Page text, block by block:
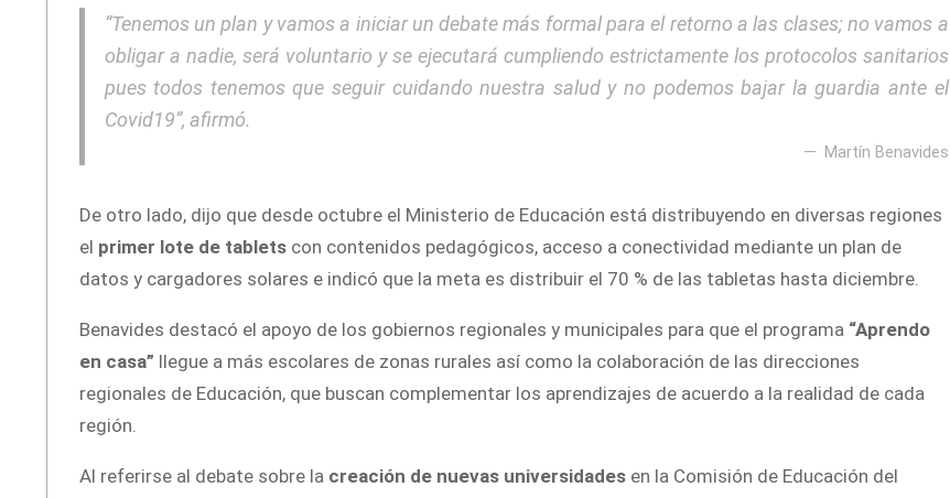
“Tenemos un plan y vamos a iniciar un debate más formal para el retorno a las clases; no vamos a
obligar a nadie, será voluntario y se ejecutará cumpliendo estrictamente los protocolos sanitarios
pues todos tenemos que seguir cuidando nuestra salud y no podemos bajar la guardia ante el
Covid19”, afirmó.
Martín Benavides
De otro lado, dijo que desde octubre el Ministerio de Educación está distribuyendo en diversas regiones
el primer lote de tablets con contenidos pedagógicos, acceso a conectividad mediante un plan de
datos y cargadores solares e indicó que la meta es distribuir el 70 % de las tabletas hasta diciembre.
Benavides destacó el apoyo de los gobiernos regionales y municipales para que el programa “Aprendo
en casa” llegue a más escolares de zonas rurales así como la colaboración de las direcciones
regionales de Educación, que buscan complementar los aprendizajes de acuerdo a la realidad de cada
región.
Al referirse al debate sobre la creación de nuevas universidades en la Comisión de Educación del